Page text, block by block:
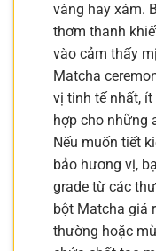
vàng hay xám.
thơm thanh
vào cảm thấy
Matcha
vị tinh tế nhất,
hợp cho những
Nếu muốn tiết
bảo hương vị,
grade từ các
bột Matcha giá
thường hoặc